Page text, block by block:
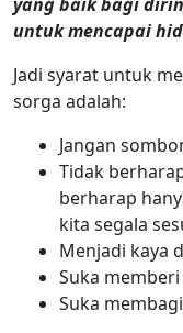
untuk mencapai
Jadi syarat untuk
sorga adalah:
Jangan
Tidak
berharap
kita segala
Menjadi kaya
Suka
Suka membagi